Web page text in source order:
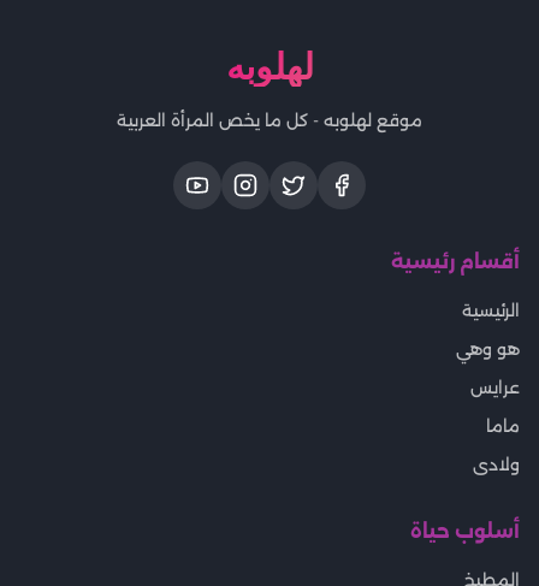
لهلوبه
موقع لهلوبه - كل ما يخص المرأة العربية
أقسام رئيسية
الرئيسية
هو وهي
عرايس
ماما
ولادى
أسلوب حياة
المطبخ